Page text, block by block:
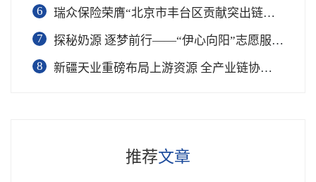
6
瑞众保险荣膺“北京市丰台区贡献突出链长单位”奖项
7
​探秘奶源 逐梦前行——“伊心向阳”志愿服务队开展幼儿园科普公益志愿活动
8
新疆天业重磅布局上游资源 全产业链协同再塑成长新动能
推荐文章